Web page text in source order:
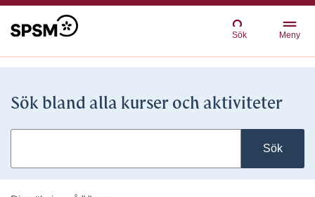
Sök Meny
Sök bland alla kurser och aktiviteter
Sök